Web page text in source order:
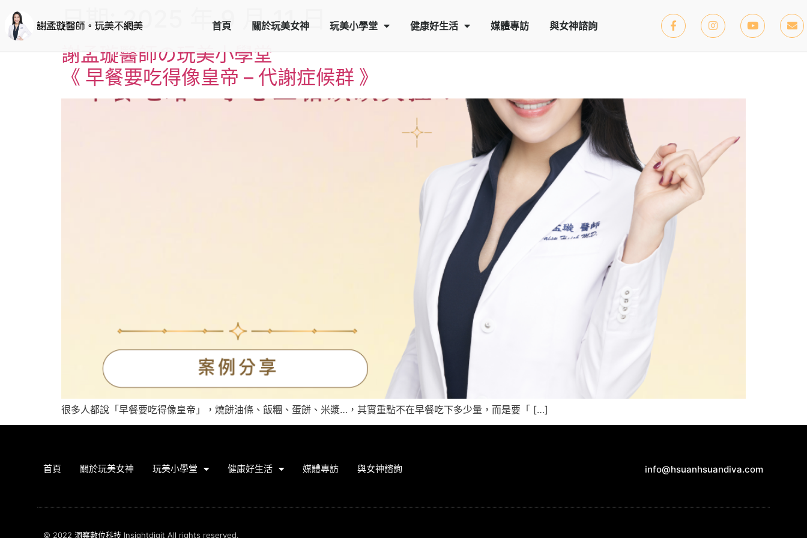
首頁 關於玩美女神 玩美小學堂 健康好生活 媒體專訪 與女神諮詢
日期:2025 年 9 月 11 日
謝孟璇醫師の玩美小學堂
《 早餐要吃得像皇帝 – 代謝症候群 》
很多人都說「早餐要吃得像皇帝」，燒餅油條、飯糰、蛋餅、米漿…，其實重點不在早餐吃下多少量，而是要「 […]
首頁 關於玩美女神 玩美小學堂 健康好生活 媒體專訪 與女神諮詢 info@hsuanhsuandiva.com
© 2022 洞察數位科技 Insightdigit All rights reserved.